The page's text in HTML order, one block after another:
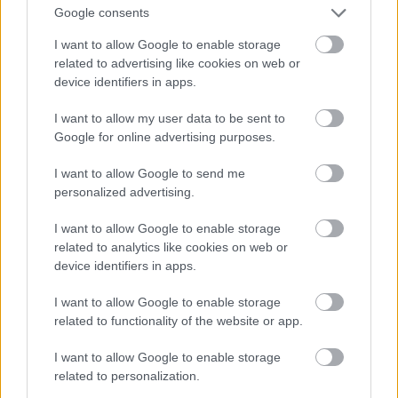
Google consents
I want to allow Google to enable storage
related to advertising like cookies on web or
device identifiers in apps.
I want to allow my user data to be sent to
Google for online advertising purposes.
I want to allow Google to send me
personalized advertising.
I want to allow Google to enable storage
related to analytics like cookies on web or
device identifiers in apps.
I want to allow Google to enable storage
related to functionality of the website or app.
I want to allow Google to enable storage
related to personalization.
kapható, géltartalmú sportbetét nálam kiválóan
bevált, és ma már mindegyik cipőmben és
bakancsomban ilyet használok.
Egészségügyi csomag
Semmiképpen se hagyjuk otthon! Nem kell persze
holmi hatalmas elsősegély-ládára gondolni. A
túraüzletekben is kapható, kis méretű tok éppen
elegendő nagyságú, ha ésszel pakoljuk meg.
Először is legyen nálunk
. (Ha van hely,
akkor végtelenített tapaszt is vigyünk magunkkal.)
Kis mennyiségűkötszerés